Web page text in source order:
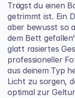
Trägst du einen
getrimmt ist. Ein
aber bewusst so
dem Bett
glatt rasiertes
professioneller
aus deinem Typ
Licht zu sorgen,
optimal zur